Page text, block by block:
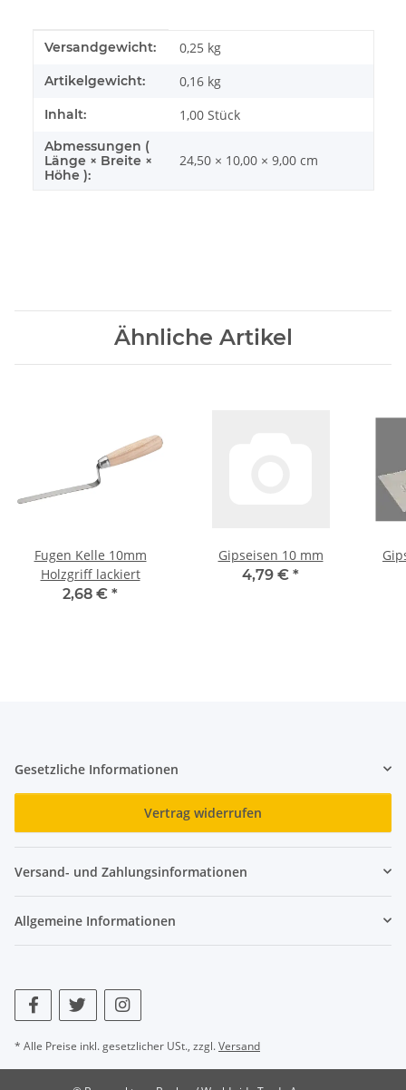
Produkteigenschaft
Wert
Versandgewicht: 0,25 kg
Artikelgewicht: 0,16 kg
Inhalt: 1,00 Stück
Abmessungen (
Länge × Breite ×
Höhe ):
24,50 × 10,00 × 9,00 cm
Ähnliche Artikel
Fugen Kelle 10mm
Holzgriff lackiert
2,68 € *
Gipseisen 10 mm
4,79 € *
Gesetzliche Informationen
Vertrag widerrufen
Versand- und Zahlungsinformationen
Allgemeine Informationen
* Alle Preise inkl. gesetzlicher USt., zzgl.Versand